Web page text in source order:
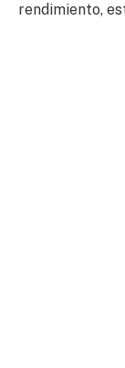
rendimiento,